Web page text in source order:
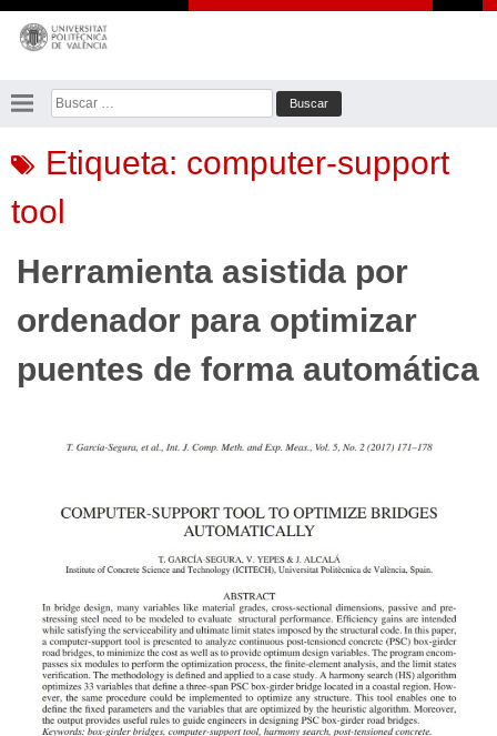
Saltar
contenido
Buscar:
Etiqueta: computer-support
tool
Herramienta asistida por
ordenador para optimizar
puentes de forma automática